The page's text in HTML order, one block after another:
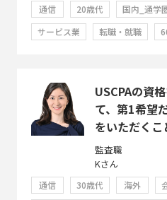
通信 20歳代 国内_通学
サービス業
転職・就職
USCPAの資
て、第1希望
をいただくこ
監査職
Kさん
通信 30歳代 海外